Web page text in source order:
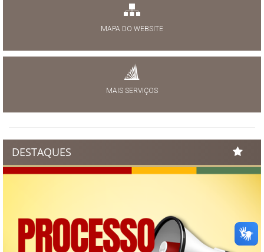
MAPA DO WEBSITE
MAIS SERVIÇOS
DESTAQUES